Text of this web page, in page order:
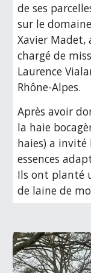
de ses
sur le
Xavier Madet,
chargé de
Laurence
Rhône-Alpes.
Après avoir
la haie
haies) a invité
essences
Ils ont planté
de laine de